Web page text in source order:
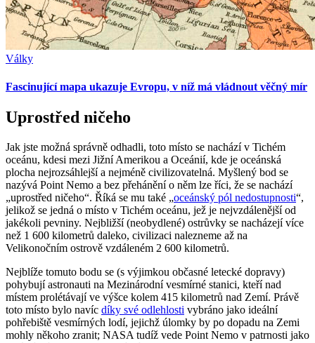
Války
Fascinující mapa ukazuje Evropu, v níž má vládnout věčný mír
Uprostřed ničeho
Jak jste možná správně odhadli, toto místo se nachází v Tichém
oceánu, kdesi mezi Jižní Amerikou a Oceánií, kde je oceánská
plocha nejrozsáhlejší a nejméně civilizovatelná. Myšlený bod se
nazývá Point Nemo a bez přehánění o něm lze říci, že se nachází
„uprostřed ničeho“. Říká se mu také „oceánský pól nedostupnosti“,
jelikož se jedná o místo v Tichém oceánu, jež je nejvzdálenější od
jakékoli pevniny. Nejbližší (neobydlené) ostrůvky se nacházejí více
než 1 600 kilometrů daleko, civilizaci nalezneme až na
Velikonočním ostrově vzdáleném 2 600 kilometrů.
Nejblíže tomuto bodu se (s výjimkou občasné letecké dopravy)
pohybují astronauti na Mezinárodní vesmírné stanici, kteří nad
místem prolétávají ve výšce kolem 415 kilometrů nad Zemí. Právě
toto místo bylo navíc díky své odlehlosti vybráno jako ideální
pohřebiště vesmírných lodí, jejichž úlomky by po dopadu na Zemi
mohly někoho zranit; NASA tudíž vede Point Nemo v patrnosti jako